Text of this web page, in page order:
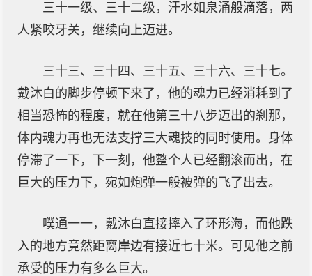
三十一级、三十二级，汗水如泉涌般滴落，两
人紧咬牙关，继续向上迈进。
三十三、三十四、三十五、三十六、三十七。
戴沐白的脚步停顿下来了，他的魂力已经消耗到了
相当恐怖的程度，就在他第三十八步迈出的刹那，
体内魂力再也无法支撑三大魂技的同时使用。身体
停滞了一下，下一刻，他整个人已经翻滚而出，在
巨大的压力下，宛如炮弹一般被弹的飞了出去。
噗通一一，戴沐白直接摔入了环形海，而他跌
入的地方竟然距离岸边有接近七十米。可见他之前
承受的压力有多么巨大。